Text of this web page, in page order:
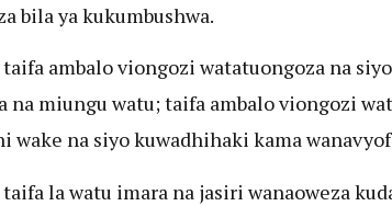
bila ya kukumbushwa.
ambalo viongozi watatuongoza na
na miungu watu; taifa ambalo viongozi
wake na siyo kuwadhihaki kama
la watu imara na jasiri wanaoweza